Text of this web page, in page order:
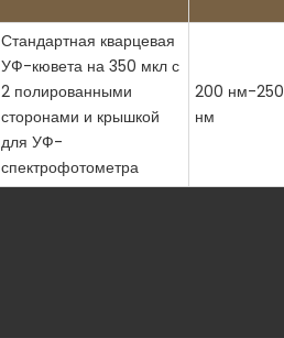
Выдерживает
Стандартная кварцевая
УФ-кювета на 350 мкл с
2 полированными
сторонами и крышкой
для УФ-
спектрофотометра
200 нм-
нм